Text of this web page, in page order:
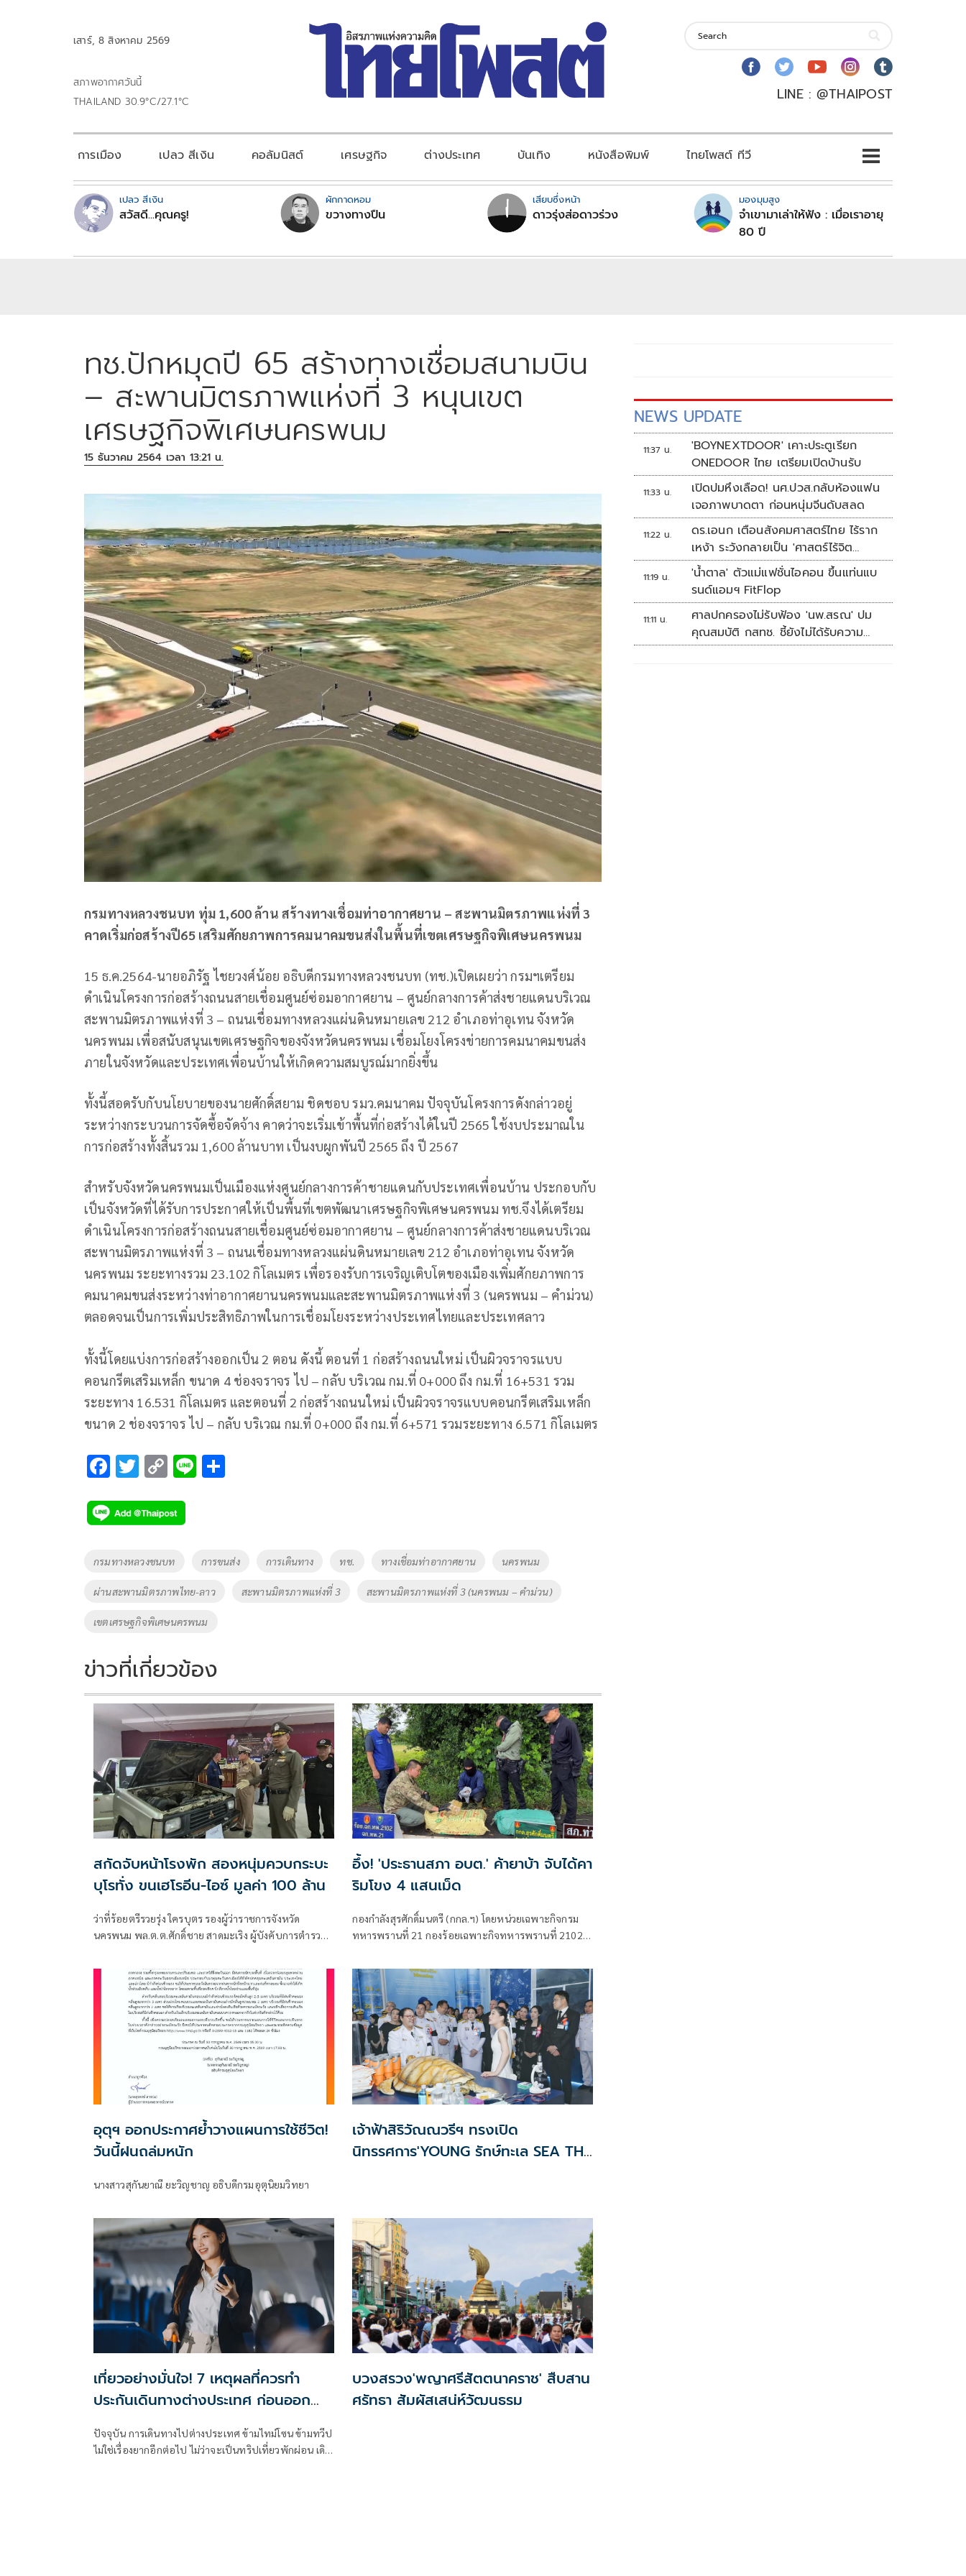
เสาร์, 8 สิงหาคม 2569
สภาพอากาศวันนี้
THAILAND 30.9°C/27.1°C
LINE : @THAIPOST
การเมือง เปลว สีเงิน คอลัมนิสต์ เศรษฐกิจ ต่างประเทศ บันเทิง หนังสือพิมพ์ ไทยโพสต์ ทีวี
เปลว สีเงิน
สวัสดี...คุณครู!
ผักกาดหอม
ขวางทางปืน
เสียบซึ่งหน้า
ดาวรุ่งส่อดาวร่วง
มองมุมสูง
จำเขามาเล่าให้ฟัง : เมื่อเราอายุ
80 ปี
ทช.ปักหมุดปี 65 สร้างทางเชื่อมสนามบิน
– สะพานมิตรภาพแห่งที่ 3 หนุนเขต
เศรษฐกิจพิเศษนครพนม
15 ธันวาคม 2564 เวลา 13:21 น.
กรมทางหลวงชนบท ทุ่ม 1,600 ล้าน สร้างทางเชื่อมท่าอากาศยาน – สะพานมิตรภาพแห่งที่ 3
คาดเริ่มก่อสร้างปี65 เสริมศักยภาพการคมนาคมขนส่งในพื้นที่เขตเศรษฐกิจพิเศษนครพนม
15 ธ.ค.2564-นายอภิรัฐ ไชยวงศ์น้อย อธิบดีกรมทางหลวงชนบท (ทช.)เปิดเผยว่า กรมฯเตรียม
ดำเนินโครงการก่อสร้างถนนสายเชื่อมศูนย์ซ่อมอากาศยาน – ศูนย์กลางการค้าส่งชายแดนบริเวณ
สะพานมิตรภาพแห่งที่ 3 – ถนนเชื่อมทางหลวงแผ่นดินหมายเลข 212 อำเภอท่าอุเทน จังหวัด
นครพนม เพื่อสนับสนุนเขตเศรษฐกิจของจังหวัดนครพนม เชื่อมโยงโครงข่ายการคมนาคมขนส่ง
ภายในจังหวัดและประเทศเพื่อนบ้านให้เกิดความสมบูรณ์มากยิ่งขึ้น
ทั้งนี้สอดรับกับนโยบายของนายศักดิ์สยาม ชิดชอบ รมว.คมนาคม ปัจจุบันโครงการดังกล่าวอยู่
ระหว่างกระบวนการจัดซื้อจัดจ้าง คาดว่าจะเริ่มเข้าพื้นที่ก่อสร้างได้ในปี 2565 ใช้งบประมาณใน
การก่อสร้างทั้งสิ้นรวม 1,600 ล้านบาท เป็นงบผูกพันปี 2565 ถึง ปี 2567
สำหรับจังหวัดนครพนมเป็นเมืองแห่งศูนย์กลางการค้าชายแดนกับประเทศเพื่อนบ้าน ประกอบกับ
เป็นจังหวัดที่ได้รับการประกาศให้เป็นพื้นที่เขตพัฒนาเศรษฐกิจพิเศษนครพนม ทช.จึงได้เตรียม
ดำเนินโครงการก่อสร้างถนนสายเชื่อมศูนย์ซ่อมอากาศยาน – ศูนย์กลางการค้าส่งชายแดนบริเวณ
สะพานมิตรภาพแห่งที่ 3 – ถนนเชื่อมทางหลวงแผ่นดินหมายเลข 212 อำเภอท่าอุเทน จังหวัด
นครพนม ระยะทางรวม 23.102 กิโลเมตร เพื่อรองรับการเจริญเติบโตของเมืองเพิ่มศักยภาพการ
คมนาคมขนส่งระหว่างท่าอากาศยานนครพนมและสะพานมิตรภาพแห่งที่ 3 (นครพนม – คำม่วน)
ตลอดจนเป็นการเพิ่มประสิทธิภาพในการเชื่อมโยงระหว่างประเทศไทยและประเทศลาว
ทั้งนี้โดยแบ่งการก่อสร้างออกเป็น 2 ตอน ดังนี้ ตอนที่ 1 ก่อสร้างถนนใหม่ เป็นผิวจราจรแบบ
คอนกรีตเสริมเหล็ก ขนาด 4 ช่องจราจร ไป – กลับ บริเวณ กม.ที่ 0+000 ถึง กม.ที่ 16+531 รวม
ระยะทาง 16.531 กิโลเมตร และตอนที่ 2 ก่อสร้างถนนใหม่ เป็นผิวจราจรแบบคอนกรีตเสริมเหล็ก
ขนาด 2 ช่องจราจร ไป – กลับ บริเวณ กม.ที่ 0+000 ถึง กม.ที่ 6+571 รวมระยะทาง 6.571 กิโลเมตร
F
e
b
o
k
T
tt
er
C
p
y
Li
n
k
Li
Tags
กรมทางหลวงชนบท การขนส่ง การเดินทาง ทช. ทางเชื่อมท่าอากาศยาน นครพนม
ผ่านสะพานมิตรภาพไทย-ลาว สะพานมิตรภาพแห่งที่ 3 สะพานมิตรภาพแห่งที่ 3 (นครพนม – คำม่วน)
เขตเศรษฐกิจพิเศษนครพนม
ข่าวที่เกี่ยวข้อง
สกัดจับหน้าโรงพัก สองหนุ่มควบกระบะ
บุโรทั่ง ขนเฮโรอีน-ไอซ์ มูลค่า 100 ล้าน
ว่าที่ร้อยตรีรวยรุ่ง ใครบุตร รองผู้ว่าราชการจังหวัด
นครพนม พล.ต.ต.ศักดิ์ชาย สาดมะเริง ผู้บังคับการตำรวจ
ยุทธ ไตรยสุทธิ์ รองผู้กำกับสืบสวนตำรวจภูธรจังหวัด
นครพนม
อึ้ง! 'ประธานสภา อบต.' ค้ายาบ้า จับได้คา
ริมโขง 4 แสนเม็ด
กองกำลังสุรศักดิ์มนตรี (กกล.ฯ) โดยหน่วยเฉพาะกิจกรม
ทหารพรานที่ 21 กองร้อยเฉพาะกิจทหารพรานที่ 2102
จ.นครพนม
อุตุฯ ออกประกาศย้ำวางแผนการใช้ชีวิต!
วันนี้ฝนถล่มหนัก
นางสาวสุกันยาณี ยะวิญชาญ อธิบดีกรมอุตุนิยมวิทยา
เจ้าฟ้าสิริวัณณวรีฯ ทรงเปิด
นิทรรศการ'YOUNG รักษ์ทะเล SEA THE
เที่ยวอย่างมั่นใจ! 7 เหตุผลที่ควรทำ
ประกันเดินทางต่างประเทศ ก่อนออก
ปัจจุบัน การเดินทางไปต่างประเทศ ข้ามไทม์โซน ข้ามทวีป
ไม่ใช่เรื่องยากอีกต่อไป ไม่ว่าจะเป็นทริปเที่ยวพักผ่อน เดิน
บวงสรวง'พญาศรีสัตตนาคราช' สืบสาน
ศรัทธา สัมผัสเสน่ห์วัฒนธรม
NEWS UPDATE
11:37 น.
'BOYNEXTDOOR' เคาะประตูเรียก
ONEDOOR ไทย เตรียมเปิดบ้านรับ
11:33 น.
เปิดปมหึงเลือด! นศ.ปวส.กลับห้องแฟน
เจอภาพบาดตา ก่อนหนุ่มจีนดับสลด
11:22 น.
ดร.เอนก เตือนสังคมศาสตร์ไทย ไร้ราก
เหง้า ระวังกลายเป็น 'ศาสตร์ไร้จิต
วิญญาณ'
11:19 น.
'น้ำตาล' ตัวแม่แฟชั่นไอคอน ขึ้นแท่นแบ
รนด์แอมฯ FitFlop
11:11 น.
ศาลปกครองไม่รับฟ้อง 'นพ.สรณ' ปม
คุณสมบัติ กสทช. ชี้ยังไม่ได้รับความ
เดือดร้อนเสียหาย